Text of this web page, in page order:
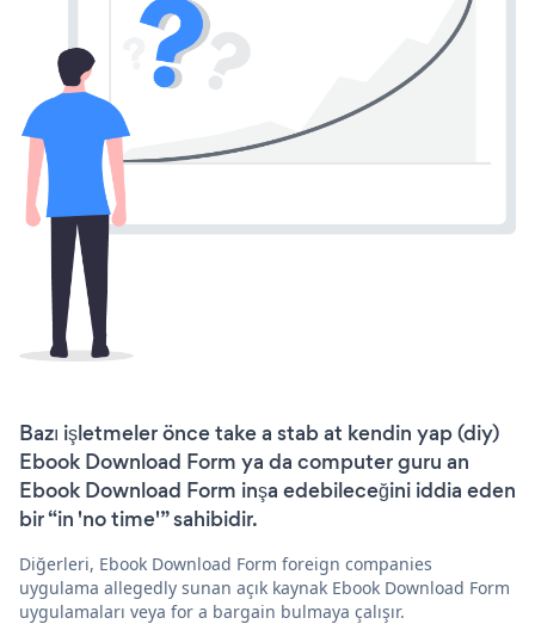
Bazı işletmeler önce take a stab at kendin yap (diy)
Ebook Download Form ya da computer guru an
Ebook Download Form inşa edebileceğini iddia eden
bir “in 'no time'” sahibidir.
Diğerleri, Ebook Download Form foreign companies
uygulama allegedly sunan açık kaynak Ebook Download Form
uygulamaları veya for a bargain bulmaya çalışır.